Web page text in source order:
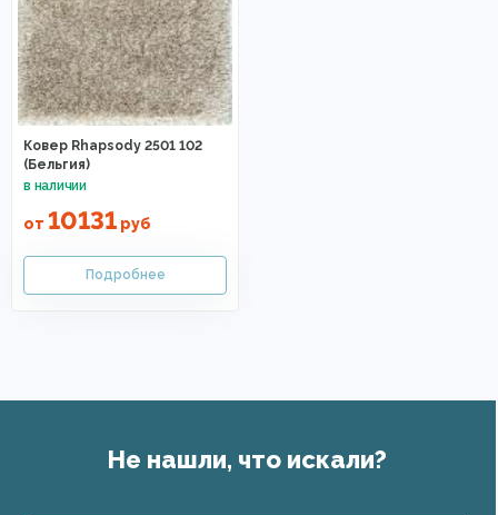
Ковер Rhapsody 2501 102
(Бельгия)
от 10131 руб
Не нашли, что искали?